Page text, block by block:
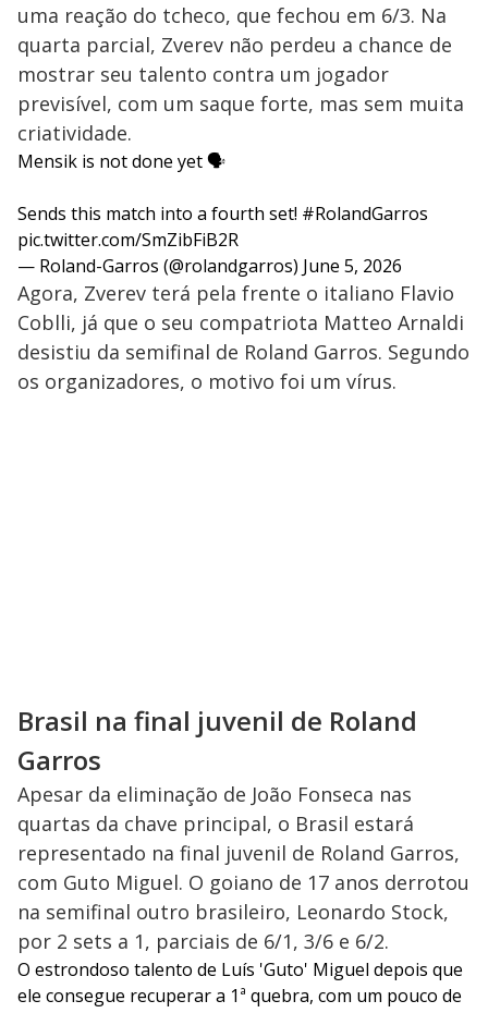
uma reação do tcheco, que fechou em 6/3. Na
quarta parcial, Zverev não perdeu a chance de
mostrar seu talento contra um jogador
previsível, com um saque forte, mas sem muita
criatividade.
Mensik is not done yet 🗣️
Sends this match into a fourth set! #RolandGarros
pic.twitter.com/SmZibFiB2R
— Roland-Garros (@rolandgarros) June 5, 2026
Agora, Zverev terá pela frente o italiano Flavio
Coblli, já que o seu compatriota Matteo Arnaldi
desistiu da semifinal de Roland Garros. Segundo
os organizadores, o motivo foi um vírus.
Brasil na final juvenil de Roland
Garros
Apesar da eliminação de João Fonseca nas
quartas da chave principal, o Brasil estará
representado na final juvenil de Roland Garros,
com Guto Miguel. O goiano de 17 anos derrotou
na semifinal outro brasileiro, Leonardo Stock,
por 2 sets a 1, parciais de 6/1, 3/6 e 6/2.
O estrondoso talento de Luís 'Guto' Miguel depois que
ele consegue recuperar a 1ª quebra, com um pouco de